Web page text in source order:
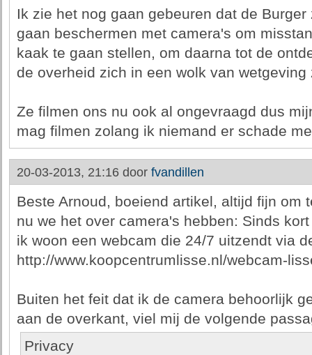
Ik zie het nog gaan gebeuren dat de
gaan beschermen met camera's om
kaak te gaan stellen, om daarna tot de
de overheid zich in een wolk van
Ze filmen ons nu ook al ongevraagd dus
mag filmen zolang ik niemand er schade
20-03-2013, 21:16 door fvandillen
Beste Arnoud, boeiend artikel, altijd fijn om
nu we het over camera's hebben: Sinds
ik woon een webcam die 24/7 uitzendt via
http://www.koopcentrumlisse.nl/webcam-
Buiten het feit dat ik de camera behoorlijk
aan de overkant, viel mij de volgende
Privacy